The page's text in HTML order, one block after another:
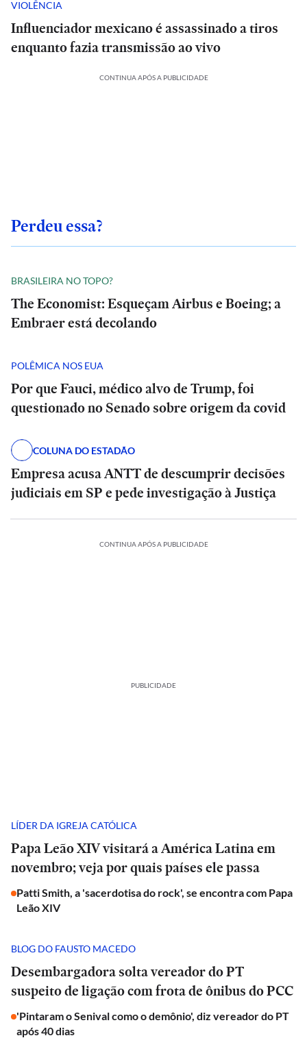
VIOLÊNCIA
Influenciador mexicano é assassinado a tiros
enquanto fazia transmissão ao vivo
CONTINUA APÓS A PUBLICIDADE
Perdeu essa?
BRASILEIRA NO TOPO?
The Economist: Esqueçam Airbus e Boeing; a
Embraer está decolando
POLÊMICA NOS EUA
Por que Fauci, médico alvo de Trump, foi
questionado no Senado sobre origem da covid
COLUNA DO ESTADÃO
Empresa acusa ANTT de descumprir decisões
judiciais em SP e pede investigação à Justiça
CONTINUA APÓS A PUBLICIDADE
PUBLICIDADE
LÍDER DA IGREJA CATÓLICA
Papa Leão XIV visitará a América Latina em
novembro; veja por quais países ele passa
Patti Smith, a 'sacerdotisa do rock', se encontra com Papa
Leão XIV
BLOG DO FAUSTO MACEDO
Desembargadora solta vereador do PT
suspeito de ligação com frota de ônibus do PCC
'Pintaram o Senival como o demônio', diz vereador do PT
após 40 dias